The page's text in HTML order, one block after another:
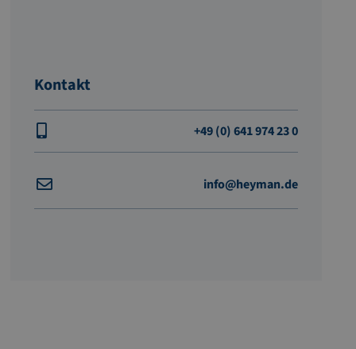
Kontakt
+49 (0) 641 974 23 0
info@heyman.de